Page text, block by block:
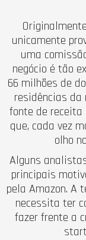
unicamente
uma
negócio é tão
66 milhões de
residências da
fonte de receita
que, cada vez
olho
Alguns
principais
pela Amazon. A
necessita ter
fazer frente a